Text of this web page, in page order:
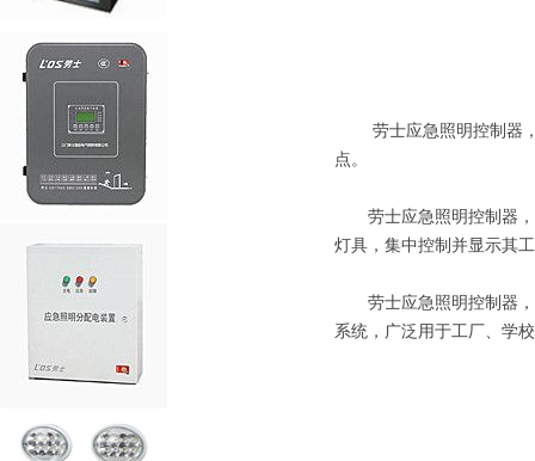
劳士应急照明控制器，
点。
劳士应急照明控制器，
灯具，集中控制并显示其
劳士应急照明控制器，
系统，广泛用于工厂、学